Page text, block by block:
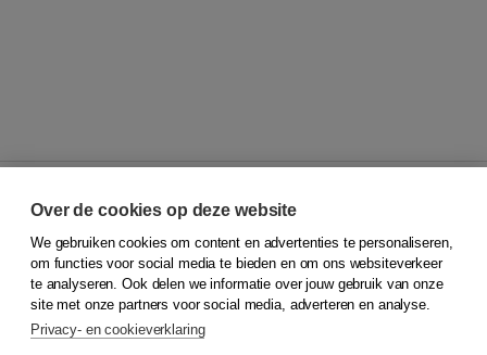
© 2026Koninklijke Boom uitgevers
Klantenservice
Service & informatie
Contact
Over de cookies op deze website
We gebruiken cookies om content en advertenties te personaliseren,
om functies voor social media te bieden en om ons websiteverkeer
te analyseren. Ook delen we informatie over jouw gebruik van onze
site met onze partners voor social media, adverteren en analyse.
Privacy- en cookieverklaring